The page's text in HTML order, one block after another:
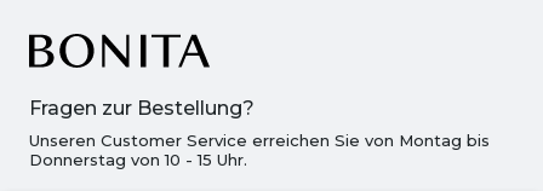
Fragen zur Bestellung?
Unseren Customer Service erreichen Sie von Montag bis
Donnerstag von 10 - 15 Uhr.